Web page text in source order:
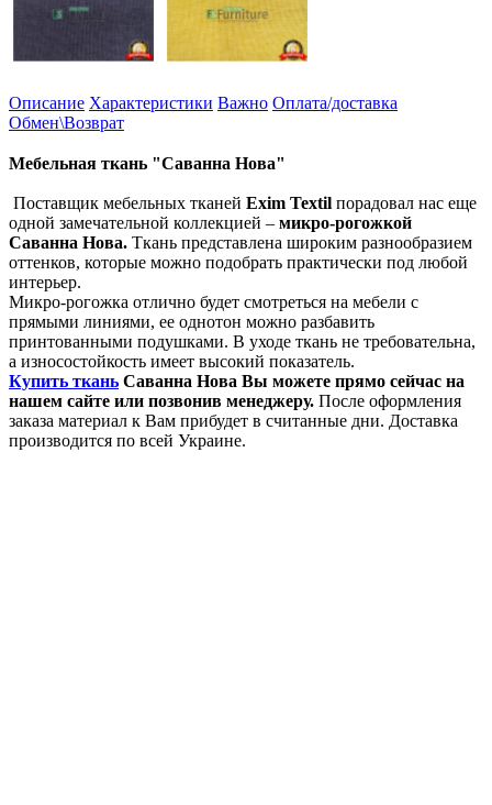
Описание Характеристики Важно Оплата/доставка
Обмен\Возврат
Мебельная ткань "Саванна Нова"
Поставщик мебельных тканей Exim Textil порадовал нас еще
одной замечательной коллекцией – микро-рогожкой
Саванна Нова. Ткань представлена широким разнообразием
оттенков, которые можно подобрать практически под любой
интерьер.
Микро-рогожка отлично будет смотреться на мебели с
прямыми линиями, ее однотон можно разбавить
принтованными подушками. В уходе ткань не требовательна,
а износостойкость имеет высокий показатель.
Купить ткань Саванна Нова Вы можете прямо сейчас на
нашем сайте или позвонив менеджеру. После оформления
заказа материал к Вам прибудет в считанные дни. Доставка
производится по всей Украине.